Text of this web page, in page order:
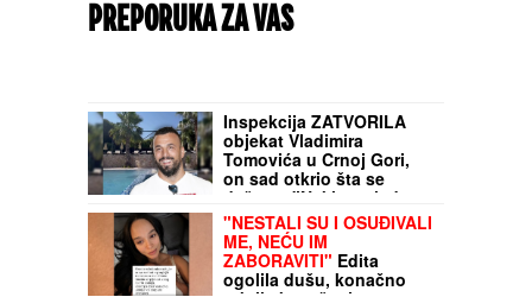
PREPORUKA ZA VAS